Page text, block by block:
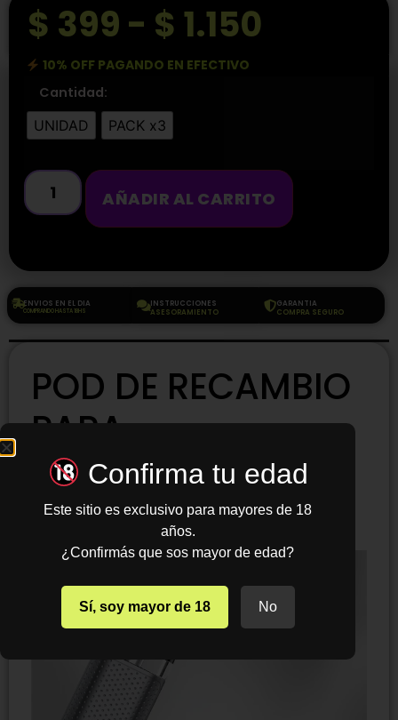
$ 399 - $ 1.150
10% OFF PAGANDO EN EFECTIVO
Cantidad:
UNIDAD
PACK x3
AÑADIR AL CARRITO
ENVIOS EN EL DIA
COMPRANDO HASTA 18HS
INSTRUCCIONES
ASESORAMIENTO
GARANTIA
COMPRA SEGURO
POD DE RECAMBIO
PARA
VAPORIZADOR
SMOK NOVO 2C
Confirma tu edad
Este sitio es exclusivo para mayores de 18
años.
¿Confirmás que sos mayor de edad?
Sí, soy mayor de 18 No